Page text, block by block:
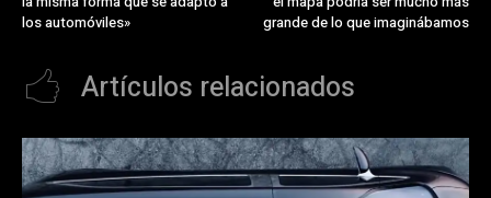
los automóviles»
grande de lo que imaginábamos
Artículos relacionados